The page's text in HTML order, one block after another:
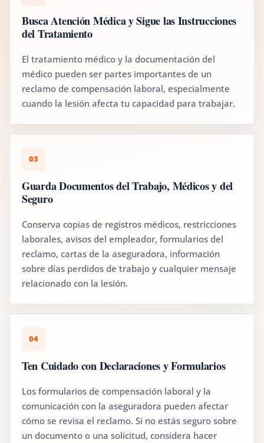
Busca Atención Médica y Sigue las Instrucciones
del Tratamiento
El tratamiento médico y la documentación del
médico pueden ser partes importantes de un
reclamo de compensación laboral, especialmente
cuando la lesión afecta tu capacidad para trabajar.
03
Guarda Documentos del Trabajo, Médicos y del
Seguro
Conserva copias de registros médicos, restricciones
laborales, avisos del empleador, formularios del
reclamo, cartas de la aseguradora, información
sobre días perdidos de trabajo y cualquier mensaje
relacionado con la lesión.
04
Ten Cuidado con Declaraciones y Formularios
Los formularios de compensación laboral y la
comunicación con la aseguradora pueden afectar
cómo se revisa el reclamo. Si no estás seguro sobre
un documento o una solicitud, considera hacer